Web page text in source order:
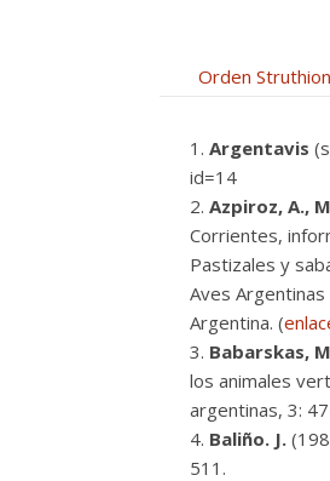
Orden
Argentavis
id=14
Azpiroz, A.,
Corrientes,
Pastizales y
Aves
Argentina. (
Babarskas,
los animales
argentinas, 3:
Baliño. J.
511.